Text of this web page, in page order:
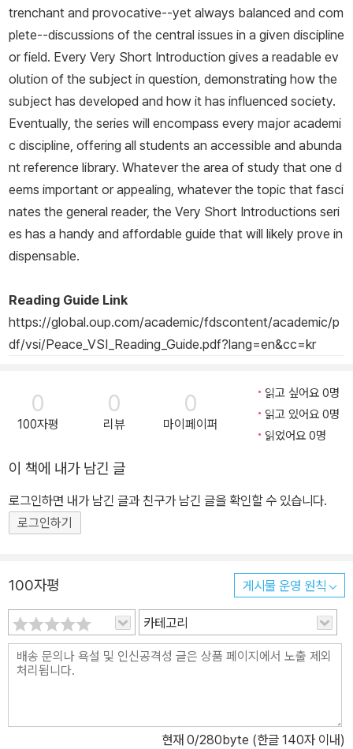
trenchant and provocative--yet always balanced and com
plete--discussions of the central issues in a given discipline
or field. Every Very Short Introduction gives a readable ev
olution of the subject in question, demonstrating how the
subject has developed and how it has influenced society.
Eventually, the series will encompass every major academi
c discipline, offering all students an accessible and abunda
nt reference library. Whatever the area of study that one d
eems important or appealing, whatever the topic that fasci
nates the general reader, the Very Short Introductions seri
es has a handy and affordable guide that will likely prove in
dispensable.
Reading Guide Link
https://global.oup.com/academic/fdscontent/academic/p
df/vsi/Peace_VSI_Reading_Guide.pdf?lang=en&cc=kr
0
100자평
0
리뷰
0
마이페이퍼
읽고 싶어요 0명
읽고 있어요 0명
읽었어요 0명
이 책에 내가 남긴 글
로그인하면 내가 남긴 글과 친구가 남긴 글을 확인할 수 있습니다.
로그인하기
100자평 게시물 운영 원칙
카테고리
현재 0/280byte (한글 140자 이내)